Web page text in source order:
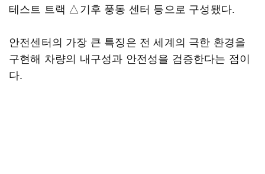
테스트 트랙 △기후 풍동 센터 등으로 구성됐다.
안전센터의 가장 큰 특징은 전 세계의 극한 환경을
구현해 차량의 내구성과 안전성을 검증한다는 점이
다.